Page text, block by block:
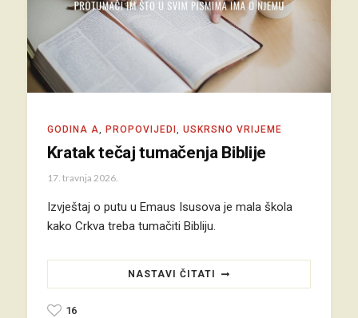
GODINA A, PROPOVIJEDI , USKRSNO VRIJEME
Kratak tečaj tumačenja Biblije
17. travnja 2026.
Izvještaj o putu u Emaus Isusova je mala škola
kako Crkva treba tumačiti Bibliju.
NASTAVI ČITATI
16